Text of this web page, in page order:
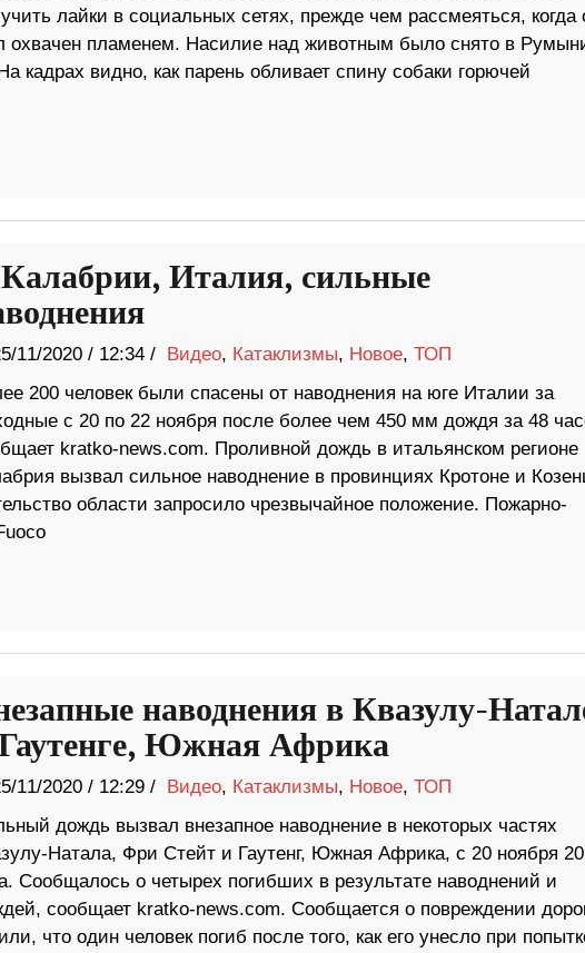
лайки в социальных сетях, прежде чем рассмеяться, когда
охвачен пламенем. Насилие над животным было снято в
кадрах видно, как парень обливает спину собаки горючей
Италия, сильные
11/2020/ 12:34 / Видео, Катаклизмы, Новое, ТОП
200 человек были спасены от наводнения на юге Италии за
с 20 по 22 ноября после более чем 450 мм дождя за 48
kratko-news.com. Проливной дождь в итальянском регионе
вызвал сильное наводнение в провинциях Кротоне и
области запросило чрезвычайное положение. Пожарно-
наводнения в Квазулу-
Южная Африка
11/2020/ 12:29 / Видео, Катаклизмы, Новое, ТОП
дождь вызвал внезапное наводнение в некоторых частях
Натала, Фри Стейт и Гаутенг, Южная Африка, с 20 ноября
Сообщалось о четырех погибших в результате наводнений и
сообщает kratko-news.com. Сообщается о повреждении
что один человек погиб после того, как его унесло при